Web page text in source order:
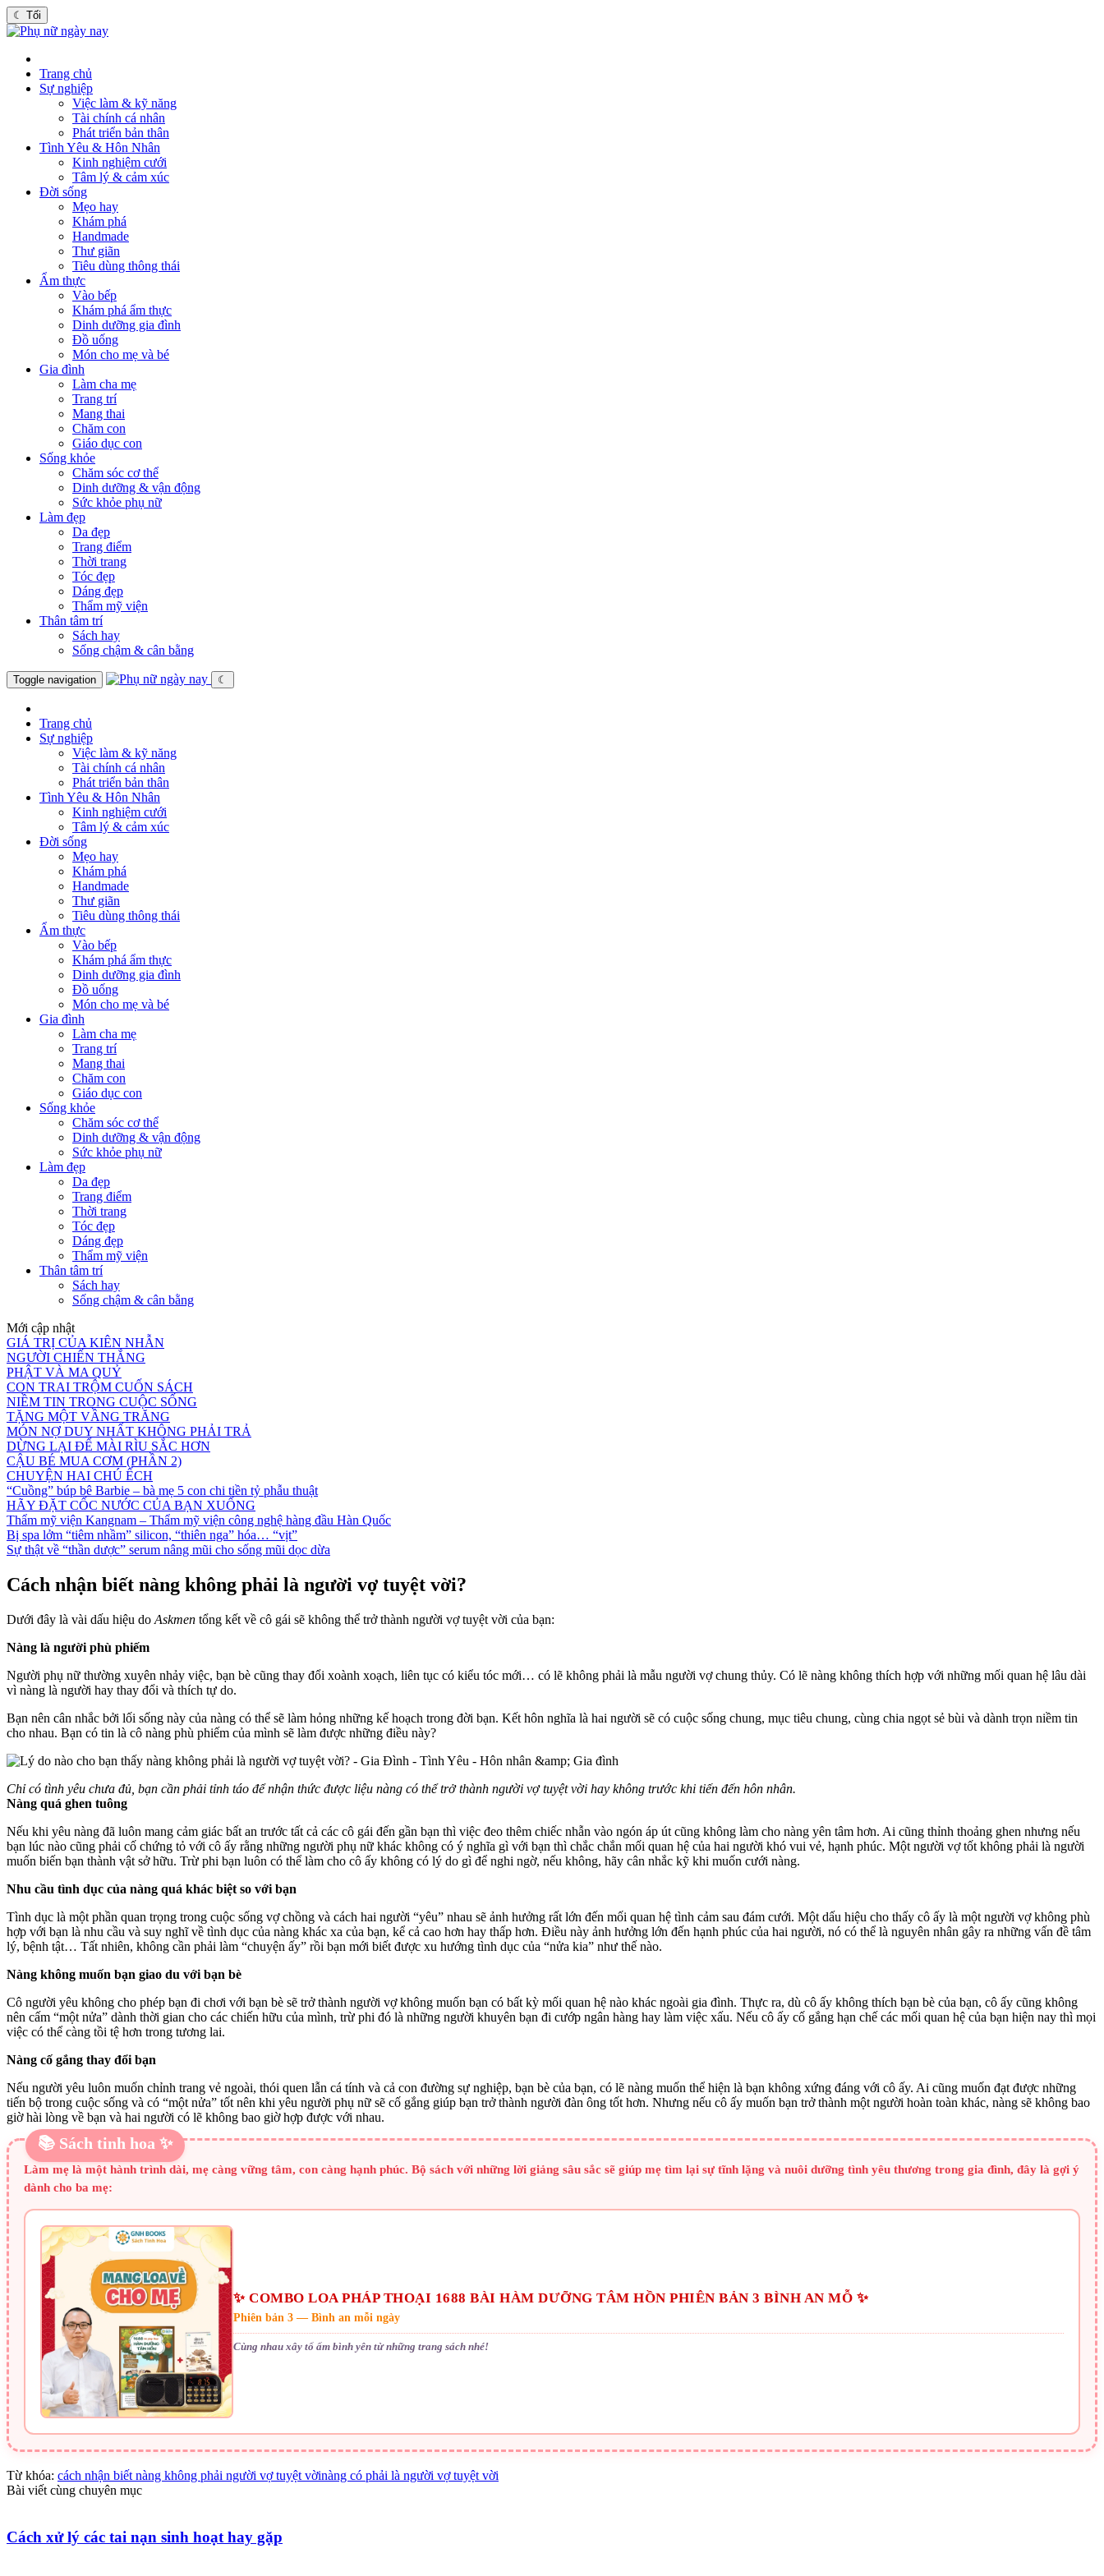
☾ Tối
Trang chủ
Sự nghiệp
Việc làm & kỹ năng
Tài chính cá nhân
Phát triển bản thân
Tình Yêu & Hôn Nhân
Kinh nghiệm cưới
Tâm lý & cảm xúc
Đời sống
Mẹo hay
Khám phá
Handmade
Thư giãn
Tiêu dùng thông thái
Ẩm thực
Vào bếp
Khám phá ẩm thực
Dinh dưỡng gia đình
Đồ uống
Món cho mẹ và bé
Gia đình
Làm cha mẹ
Trang trí
Mang thai
Chăm con
Giáo dục con
Sống khỏe
Chăm sóc cơ thể
Dinh dưỡng & vận động
Sức khỏe phụ nữ
Làm đẹp
Da đẹp
Trang điểm
Thời trang
Tóc đẹp
Dáng đẹp
Thẩm mỹ viện
Thân tâm trí
Sách hay
Sống chậm & cân bằng
Toggle navigation ☾
Trang chủ
Sự nghiệp
Việc làm & kỹ năng
Tài chính cá nhân
Phát triển bản thân
Tình Yêu & Hôn Nhân
Kinh nghiệm cưới
Tâm lý & cảm xúc
Đời sống
Mẹo hay
Khám phá
Handmade
Thư giãn
Tiêu dùng thông thái
Ẩm thực
Vào bếp
Khám phá ẩm thực
Dinh dưỡng gia đình
Đồ uống
Món cho mẹ và bé
Gia đình
Làm cha mẹ
Trang trí
Mang thai
Chăm con
Giáo dục con
Sống khỏe
Chăm sóc cơ thể
Dinh dưỡng & vận động
Sức khỏe phụ nữ
Làm đẹp
Da đẹp
Trang điểm
Thời trang
Tóc đẹp
Dáng đẹp
Thẩm mỹ viện
Thân tâm trí
Sách hay
Sống chậm & cân bằng
Mới cập nhật
GIÁ TRỊ CỦA KIÊN NHẪN
NGƯỜI CHIẾN THẮNG
PHẬT VÀ MA QUỶ
CON TRAI TRỘM CUỐN SÁCH
NIỀM TIN TRONG CUỘC SỐNG
TẶNG MỘT VẦNG TRĂNG
MÓN NỢ DUY NHẤT KHÔNG PHẢI TRẢ
DỪNG LẠI ĐỂ MÀI RÌU SẮC HƠN
CẬU BÉ MUA CƠM (PHẦN 2)
CHUYỆN HAI CHÚ ẾCH
“Cuồng” búp bê Barbie – bà mẹ 5 con chi tiền tỷ phẫu thuật
HÃY ĐẶT CỐC NƯỚC CỦA BẠN XUỐNG
Thẩm mỹ viện Kangnam – Thẩm mỹ viện công nghệ hàng đầu Hàn Quốc
Bị spa lởm “tiêm nhầm” silicon, “thiên nga” hóa… “vịt”
Sự thật về “thần dược” serum nâng mũi cho sống mũi dọc dừa
Cách nhận biết nàng không phải là người vợ tuyệt vời?
Dưới đây là vài dấu hiệu do Askmen tổng kết về cô gái sẽ không thể trở thành người vợ tuyệt vời của bạn:
Nàng là người phù phiếm
Người phụ nữ thường xuyên nhảy việc, bạn bè cũng thay đổi xoành xoạch, liên tục có kiểu tóc mới… có lẽ không phải là mẫu người vợ chung thủy. Có lẽ nàng không thích hợp với những mối quan hệ lâu dài
vì nàng là người hay thay đổi và thích tự do.
Bạn nên cân nhắc bởi lối sống này của nàng có thể sẽ làm hỏng những kế hoạch trong đời bạn. Kết hôn nghĩa là hai người sẽ có cuộc sống chung, mục tiêu chung, cùng chia ngọt sẻ bùi và dành trọn niềm tin
cho nhau. Bạn có tin là cô nàng phù phiếm của mình sẽ làm được những điều này?
Chỉ có tình yêu chưa đủ, bạn cần phải tỉnh táo để nhận thức được liệu nàng có thể trở thành người vợ tuyệt vời hay không trước khi tiến đến hôn nhân.
Nàng quá ghen tuông
Nếu khi yêu nàng đã luôn mang cảm giác bất an trước tất cả các cô gái đến gần bạn thì việc đeo thêm chiếc nhẫn vào ngón áp út cũng không làm cho nàng yên tâm hơn. Ai cũng thỉnh thoảng ghen nhưng nếu
bạn lúc nào cũng phải cố chứng tỏ với cô ấy rằng những người phụ nữ khác không có ý nghĩa gì với bạn thì chắc chắn mối quan hệ của hai người khó vui vẻ, hạnh phúc. Một người vợ tốt không phải là người
muốn biến bạn thành vật sở hữu. Trừ phi bạn luôn có thể làm cho cô ấy không có lý do gì để nghi ngờ, nếu không, hãy cân nhắc kỹ khi muốn cưới nàng.
Nhu cầu tình dục của nàng quá khác biệt so với bạn
Tình dục là một phần quan trọng trong cuộc sống vợ chồng và cách hai người “yêu” nhau sẽ ảnh hưởng rất lớn đến mối quan hệ tình cảm sau đám cưới. Một dấu hiệu cho thấy cô ấy là một người vợ không phù
hợp với bạn là nhu cầu và suy nghĩ về tình dục của nàng khác xa của bạn, kể cả cao hơn hay thấp hơn. Điều này ảnh hưởng lớn đến hạnh phúc của hai người, nó có thể là nguyên nhân gây ra những vấn đề tâm
lý, bệnh tật… Tất nhiên, không cần phải làm “chuyện ấy” rồi bạn mới biết được xu hướng tình dục của “nửa kia” như thế nào.
Nàng không muốn bạn giao du với bạn bè
Cô người yêu không cho phép bạn đi chơi với bạn bè sẽ trở thành người vợ không muốn bạn có bất kỳ mối quan hệ nào khác ngoài gia đình. Thực ra, dù cô ấy không thích bạn bè của bạn, cô ấy cũng không
nên cấm “một nửa” dành thời gian cho các chiến hữu của mình, trừ phi đó là những người khuyên bạn đi cướp ngân hàng hay làm việc xấu. Nếu cô ấy cố gắng hạn chế các mối quan hệ của bạn hiện nay thì mọi
việc có thể càng tồi tệ hơn trong tương lai.
Nàng cố gắng thay đổi bạn
Nếu người yêu luôn muốn chỉnh trang vẻ ngoài, thói quen lẫn cá tính và cả con đường sự nghiệp, bạn bè của bạn, có lẽ nàng muốn thể hiện là bạn không xứng đáng với cô ấy. Ai cũng muốn đạt được những
tiến bộ trong cuộc sống và có “một nửa” tốt nên khi yêu người phụ nữ sẽ cố gắng giúp bạn trở thành người đàn ông tốt hơn. Nhưng nếu cô ấy muốn bạn trở thành một người hoàn toàn khác, nàng sẽ không bao
giờ hài lòng về bạn và hai người có lẽ không bao giờ hợp được với nhau.
📚 Sách tinh hoa ✨
Làm mẹ là một hành trình dài, mẹ càng vững tâm, con càng hạnh phúc. Bộ sách với những lời giảng sâu sắc sẽ giúp mẹ tìm lại sự tĩnh lặng và nuôi dưỡng tình yêu thương trong gia đình, đây là gợi ý
dành cho ba mẹ:
✨ COMBO LOA PHÁP THOẠI 1688 BÀI HÀM DƯỠNG TÂM HỒN PHIÊN BẢN 3 BÌNH AN MỖ ✨
Phiên bản 3 — Bình an mỗi ngày
Cùng nhau xây tổ ấm bình yên từ những trang sách nhé!
Từ khóa: cách nhận biết nàng không phải người vợ tuyệt vờinàng có phải là người vợ tuyệt vời
Bài viết cùng chuyên mục
Cách xử lý các tai nạn sinh hoạt hay gặp